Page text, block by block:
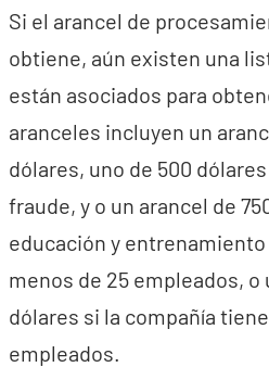
Si el arancel de
obtiene, aún existen una
están asociados para
aranceles incluyen un
dólares, uno de 500
fraude, y o un arancel de
educación y
menos de 25 empleados, o
dólares si la compañía
empleados.